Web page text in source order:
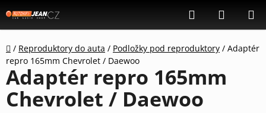
na
obsah
Hledat
KOŠÍK
Domů
/ Reproduktory do auta / Podložky pod reproduktory / Adaptér
repro 165mm Chevrolet / Daewoo
Adaptér repro 165mm
Chevrolet / Daewoo